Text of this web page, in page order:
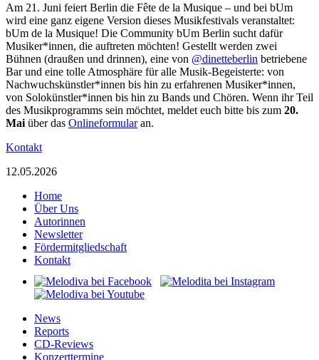
Am 21. Juni feiert Berlin die Fête de la Musique – und bei bUm
wird eine ganz eigene Version dieses Musikfestivals veranstaltet:
bUm de la Musique! Die Community bUm Berlin sucht dafür
Musiker*innen, die auftreten möchten! Gestellt werden zwei
Bühnen (draußen und drinnen), eine von @dinetteberlin betriebene
Bar und eine tolle Atmosphäre für alle Musik-Begeisterte: von
Nachwuchskünstler*innen bis hin zu erfahrenen Musiker*innen,
von Solokünstler*innen bis hin zu Bands und Chören. Wenn ihr Teil
des Musikprogramms sein möchtet, meldet euch bitte bis zum 20.
Mai über das Onlineformularan.
Kontakt
12.05.2026
Home
Über Uns
Autorinnen
Newsletter
Fördermitgliedschaft
Kontakt
News
Reports
CD-Reviews
Konzerttermine